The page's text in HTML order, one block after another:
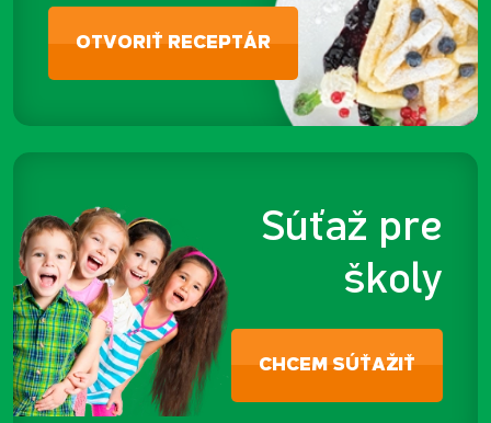
OTVORIŤ RECEPTÁR
Súťaž pre
školy
CHCEM SÚŤAŽIŤ